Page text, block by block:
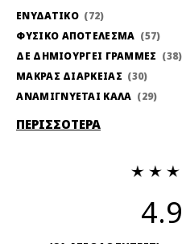
ΕΝΥΔΑΤΙΚΟ
72
ΦΥΣΙΚΟ ΑΠΟΤΕΛΕΣΜΑ
57
ΔΕ ΔΗΜΙΟΥΡΓΕΙ ΓΡΑΜΜΕΣ
38
ΜΑΚΡΑΣ ΔΙΑΡΚΕΙΑΣ
30
ΑΝΑΜΙΓΝΥΕΤΑΙ ΚΑΛΑ
29
ΠΕΡΙΣΣΟΤΕΡΑ
4.9